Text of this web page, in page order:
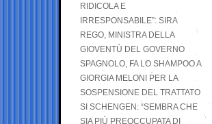
RIDICOLA E
IRRESPONSABILE”: SIRA
REGO, MINISTRA DELLA
GIOVENTÙ DEL GOVERNO
SPAGNOLO, FA LO SHAMPOO A
GIORGIA MELONI PER LA
SOSPENSIONE DEL TRATTATO
SI SCHENGEN: “SEMBRA CHE
SIA PIÙ PREOCCUPATA DI